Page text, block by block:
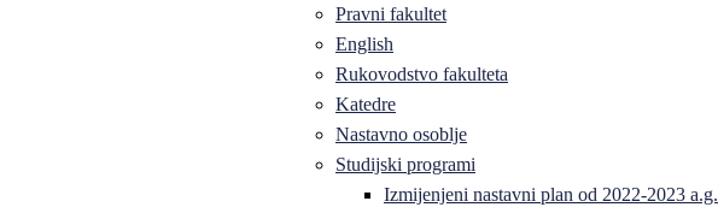
Pravni fakultet
English
Rukovodstvo fakulteta
Katedre
Nastavno osoblje
Studijski programi
Izmijenjeni nastavni plan od 2022-2023 a.g.